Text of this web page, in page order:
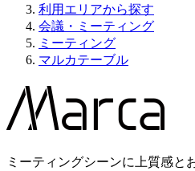
利用エリアから探す
会議・ミーティング
ミーティング
マルカテーブル
ミーティングシーンに上質感と